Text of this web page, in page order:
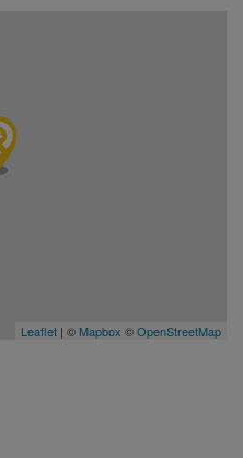
Leaflet | © Mapbox ©OpenStreetMap